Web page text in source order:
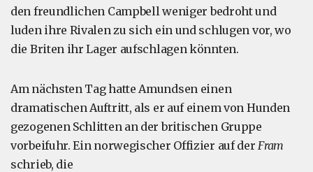
den freundlichen Campbell weniger bedroht und
luden ihre Rivalen zu sich ein und schlugen vor, wo
die Briten ihr Lager aufschlagen könnten.
Am nächsten Tag hatte Amundsen einen
dramatischen Auftritt, als er auf einem von Hunden
gezogenen Schlitten an der britischen Gruppe
vorbeifuhr. Ein norwegischer Offizier auf derFram
schrieb, die